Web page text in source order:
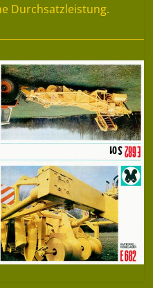
Durchsatzleistung.